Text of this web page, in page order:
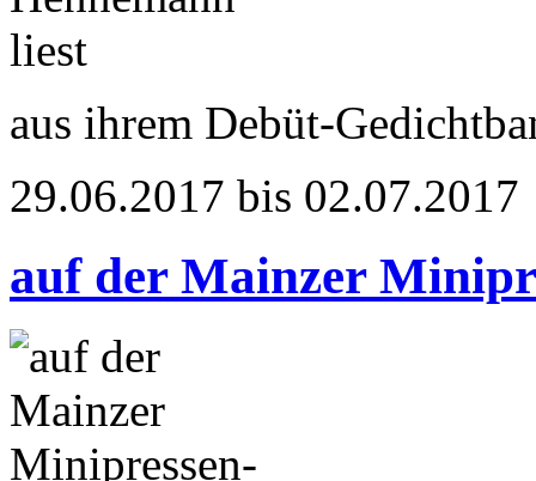
aus ihrem Debüt-
29.06.2017 bis 02.07.2017
auf der Mainzer